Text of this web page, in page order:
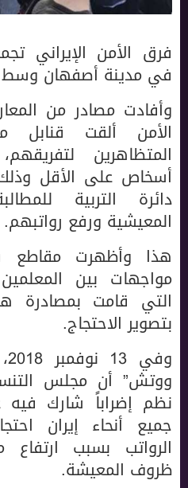
فرق الأمن الإيراني
في مدينة أصفهان وسط
وأفادت مصادر من
الأمن ألقت قنابل
أسخاص على الأقل
دائرة التربية
المعيشية ورفع رواتبهم.
هذا وأظهرت مقاطع
مواجهات بين
التي قامت بمصادرة
بتصوير الاحتجاج.
ووتش” أن مجلس
نظم إضراباً شارك
جميع أنحاء إيران
الرواتب بسبب
ظروف المعيشة.